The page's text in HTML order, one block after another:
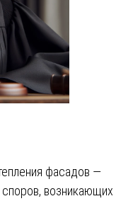
фасадов —
возникающих